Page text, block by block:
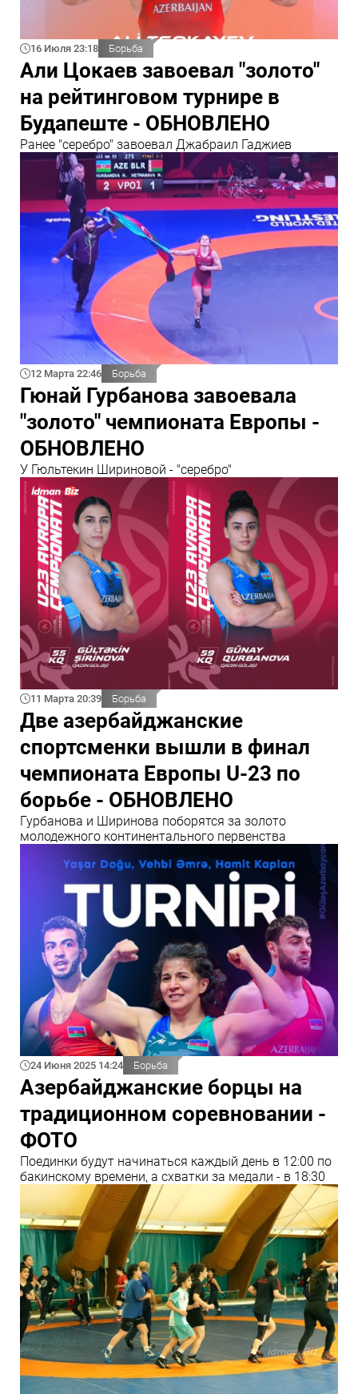
16 Июля 23:18 Борьба
Али Цокаев завоевал "золото"
на рейтинговом турнире в
Будапеште - ОБНОВЛЕНО
Ранее "серебро" завоевал Джабраил Гаджиев
12 Марта 22:46 Борьба
Гюнай Гурбанова завоевала
"золото" чемпионата Европы -
ОБНОВЛЕНО
У Гюльтекин Шириновой - "серебро"
11 Марта 20:39 Борьба
Две азербайджанские
спортсменки вышли в финал
чемпионата Европы U-23 по
борьбе - ОБНОВЛЕНО
Гурбанова и Ширинова поборятся за золото
молодежного континентального первенства
24 Июня 2025 14:24 Борьба
Азербайджанские борцы на
традиционном соревновании -
ФОТО
Поединки будут начинаться каждый день в 12:00 по
бакинскому времени, а схватки за медали - в 18:30